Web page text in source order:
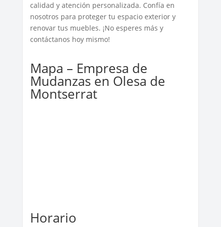
calidad y atención personalizada. Confía en
nosotros para proteger tu espacio exterior y
renovar tus muebles. ¡No esperes más y
contáctanos hoy mismo!
Mapa – Empresa de
Mudanzas en Olesa de
Montserrat
Horario